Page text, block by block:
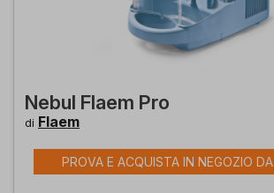
Nebul Flaem Pro
di Flaem
PROVA E ACQUISTA IN NEGOZIO DA